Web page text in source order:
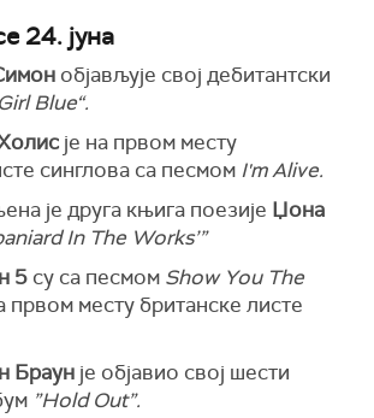
24. јуна
објављује свој дебитантски
Blue“.
је на првом месту
синглова са песмом I'm Alive.
је друга књига поезије Џона
In The Works’”
5 су са песмом Show You The
првом месту британске листе
Браун је објавио свој шести
”Hold Out”.